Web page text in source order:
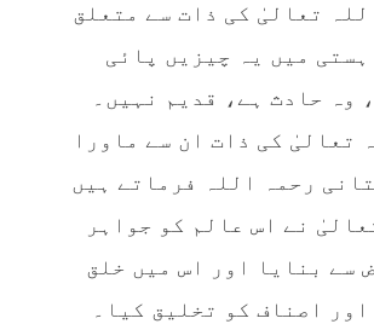
تعالیٰ کی ذات سے متعلق
ہستی میں یہ چیزیں پائی
وہ حادث ہے، قدیم نہیں۔
تعالیٰ کی ذات ان سے ماورا
رحمہ اللہ فرماتے ہیں
نے اس عالم کو جواہر
سے بنایا اور اس میں خلق
اصناف کو تخلیق کیا۔